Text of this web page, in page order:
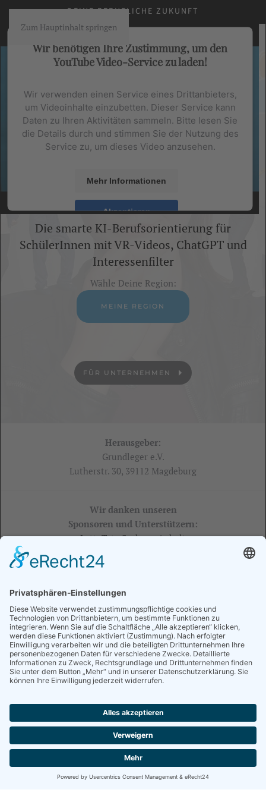
Zum Hauptinhalt springen
DEINE BERUFLICHE ZUKUNFT
Wir benötigen Ihre Zustimmung, um den
YouTube Video-Service zu laden!
Wir verwenden einen Service eines Drittanbieters,
um Videoinhalte einzubetten. Dieser Service kann
Daten zu Ihren Aktivitäten sammeln. Bitte lesen Sie
die Details durch und stimmen Sie der Nutzung des
Service zu, um dieses Video anzusehen.
Mehr Informationen
Akzeptieren
powered byUsercentrics Consent Management
Platform &eRecht24
Die smarte KI-Berufsorientierung für
Schüler­Innen mit VR-Videos, ChatGPT und
Interessenfilter
Wähle Deine Region:
MEINE REGION
FÜR UNTERNEHMEN
Herausgeber:
Grundleger e.V.
Lutherstr. 30, 39112 Magdeburg
Wir danken unseren
Sponsoren und Unterstützern:
LottoToto Sachsen-Anhalt
toolboxx-media UG
Deutsches Goldkontor
Franz-und-Partner Magdeburg
BWSA-Bildungswerk der Wirtschaft Sachsen-Anhalt e.V.
Stadt Staßfurt / Wirtschaftsförderung
[weitere...]
IMPRESSUM
Socialmedia